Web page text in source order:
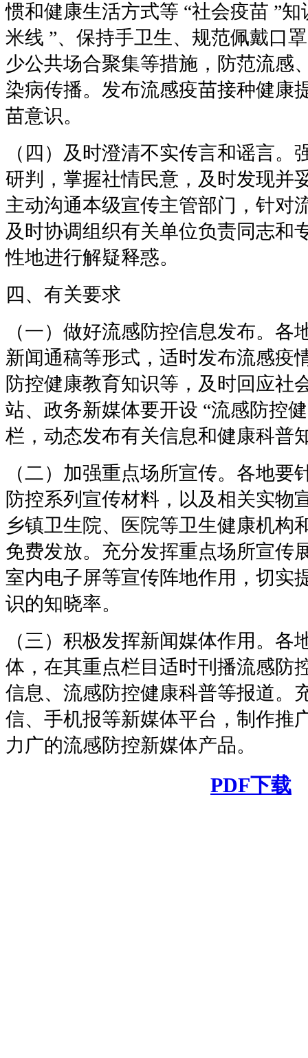
惯和健康生活方式等 “社会疫苗 ”知
米线 ”、保持手卫生、规范佩戴口
少公共场合聚集等措施，防范流感
染病传播。发布流感疫苗接种健康
苗意识。
（四）及时澄清不实传言和谣言。
研判，掌握社情民意，及时发现并
主动沟通本级宣传主管部门，针对
及时协调组织有关单位负责同志和
性地进行解疑释惑。
四、有关要求
（一）做好流感防控信息发布。各
新闻通稿等形式，适时发布流感疫
防控健康教育知识等，及时回应社
站、政务新媒体要开设 “流感防控
栏，动态发布有关信息和健康科普
（二）加强重点场所宣传。各地要
防控系列宣传材料，以及相关实物
乡镇卫生院、医院等卫生健康机构
免费发放。充分发挥重点场所宣传
室内电子屏等宣传阵地作用，切实
识的知晓率。
（三）积极发挥新闻媒体作用。各
体，在其重点栏目适时刊播流感防
信息、流感防控健康科普等报道。
信、手机报等新媒体平台，制作推
力广的流感防控新媒体产品。
PDF下载